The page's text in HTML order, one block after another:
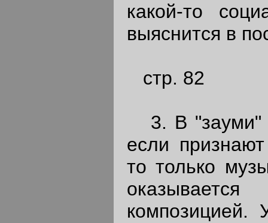
какой-то
выяснится в
стр. 82
3. В "зауми"
если
то только